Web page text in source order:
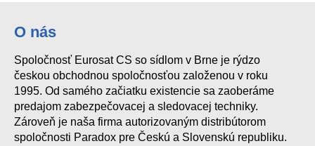
O nás
Spoločnosť Eurosat CS so sídlom v Brne je rýdzo
českou obchodnou spoločnosťou založenou v roku
1995. Od samého začiatku existencie sa zaoberáme
predajom zabezpečovacej a sledovacej techniky.
Zároveň je naša firma autorizovaným distribútorom
spoločnosti Paradox pre Českú a Slovenskú republiku.